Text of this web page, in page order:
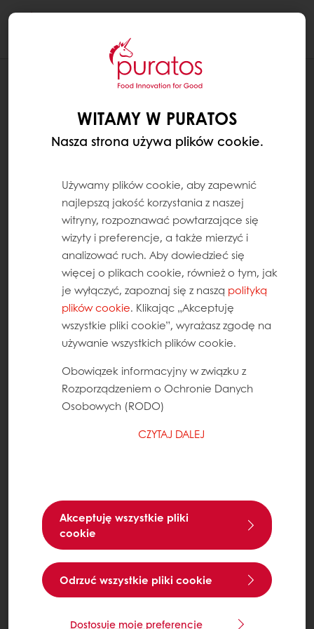
WITAMY W PURATOS
Nasza strona używa plików cookie.
Używamy plików cookie, aby zapewnić
najlepszą jakość korzystania z naszej
witryny, rozpoznawać powtarzające się
wizyty i preferencje, a także mierzyć i
analizować ruch. Aby dowiedzieć się
więcej o plikach cookie, również o tym, jak
je wyłączyć, zapoznaj się z naszą polityką
plików cookie. Klikając „Akceptuję
wszystkie pliki cookie”, wyrażasz zgodę na
używanie wszystkich plików cookie.
Obowiązek informacyjny w związku z
Rozporządzeniem o Ochronie Danych
Osobowych (RODO)
CZYTAJ DALEJ
Akceptuję wszystkie pliki
cookie
Odrzuć wszystkie pliki cookie
Dostosuje moje preferencje